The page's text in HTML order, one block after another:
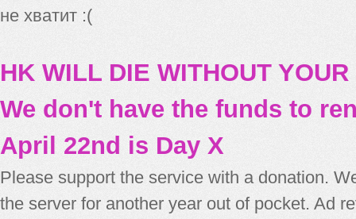
не хватит :(
HK WILL DIE WITHOUT
We don't have the funds to
April 22nd is Day X
Please support the service with a donation.
the server for another year out of pocket. Ad